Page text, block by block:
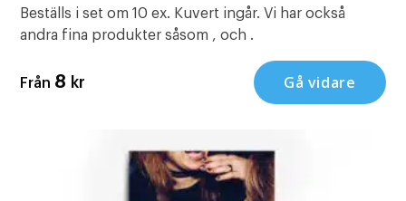
Beställs i set om 10 ex. Kuvert ingår. Vi har också
andra fina produkter såsom , och .
Från 8 kr Gå vidare